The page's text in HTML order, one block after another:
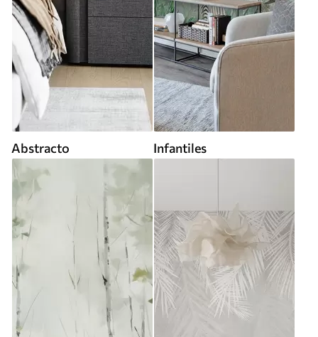
Abstracto Infantiles